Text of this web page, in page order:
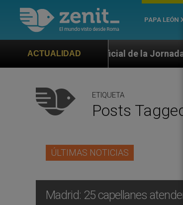
PAPA LEÓN
ACTUALIDAD
oficial de la Jornada Mundial de la
ETIQUETA
Posts
ÚLTIMAS NOTICIAS
Madrid: 25 capellanes